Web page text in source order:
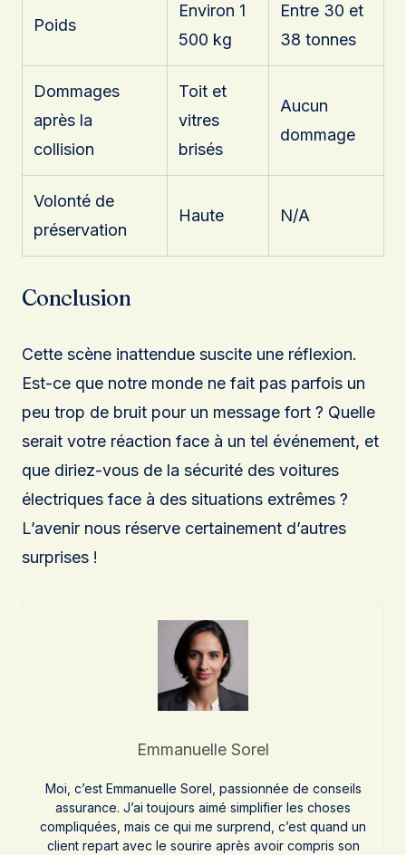
Poids
Environ 1
500 kg
Entre 30 et
38 tonnes
Dommages
après la
collision
Toit et
vitres
brisés
Aucun
dommage
Volonté de
préservation
Haute N/A
Conclusion
Cette scène inattendue suscite une réflexion.
Est-ce que notre monde ne fait pas parfois un
peu trop de bruit pour un message fort ? Quelle
serait votre réaction face à un tel événement, et
que diriez-vous de la sécurité des voitures
électriques face à des situations extrêmes ?
L’avenir nous réserve certainement d’autres
surprises !
Emmanuelle Sorel
Moi, c’est Emmanuelle Sorel, passionnée de conseils
assurance. J’ai toujours aimé simplifier les choses
compliquées, mais ce qui me surprend, c’est quand un
client repart avec le sourire après avoir compris son